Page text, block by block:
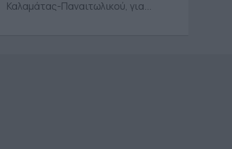
Καλαμάτας-Παναιτωλικού, για...